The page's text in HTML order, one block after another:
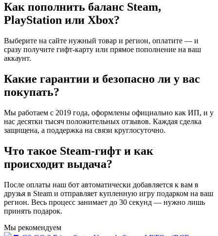
Как пополнить баланс Steam,
PlayStation или Xbox?
Выберите на сайте нужный товар и регион, оплатите — и
сразу получите гифт-карту или прямое пополнение на ваш
аккаунт.
Какие гарантии и безопасно ли у вас
покупать?
Мы работаем с 2019 года, оформлены официально как ИП, и у
нас десятки тысяч положительных отзывов. Каждая сделка
защищена, а поддержка на связи круглосуточно.
Что такое Steam-гифт и как
происходит выдача?
После оплаты наш бот автоматически добавляется к вам в
друзья в Steam и отправляет купленную игру подарком на ваш
регион. Весь процесс занимает до 30 секунд — нужно лишь
принять подарок.
Мы рекомендуем